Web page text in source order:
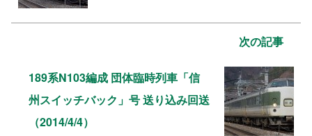
次の記事
189系N103編成 団体臨時列車「信
州スイッチバック」号 送り込み回送
（2014/4/4）